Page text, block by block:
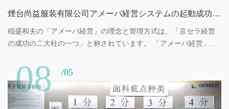
煙台尚益服装有限公司アメーバ経営システムの起動成功を祝います
稲盛和夫の「アメーバ経営」の理念と管理方式は、「京セラ経営
の成功の二大柱の一つ」と称されています。 「アメーバ経営」は
「小集団」に分類し、自由自在に細胞分裂を繰り返す「アメー
バ」はそれぞれの「アメーバ」を中心として、自主的に計画を立
て、独立して計算し、持続的に自主的に成長し、各従業員を主役
とし、「全員経営に参加する」ようにしています。情熱的な集団
08/05